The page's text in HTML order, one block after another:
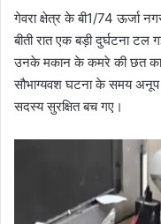
गेवरा क्षेत्र के बी1/74 ऊर्जा
बीती रात एक बड़ी दुर्घटना
उनके मकान के कमरे की छत का
सौभाग्यवश घटना के समय
सदस्य सुरक्षित बच गए।